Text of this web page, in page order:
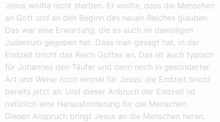
Jesus wollte nicht sterben. Er wollte, dass die Menschen
an Gott und an den Beginn des neuen Reiches glauben.
Das war eine Erwartung, die es auch im damaligen
Judentum gegeben hat. Dass man gesagt hat, in der
Endzeit bricht das Reich Gottes an. Das ist auch typisch
für Johannes den Täufer und dann noch in gesonderter
Art und Weise noch einmal für Jesus: die Endzeit bricht
bereits jetzt an. Und dieser Anbruch der Endzeit ist
natürlich eine Herausforderung für die Menschen.
Diesen Anspruch bringt Jesus an die Menschen heran.